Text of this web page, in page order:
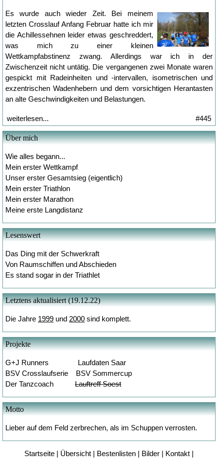
Es wurde auch wieder Zeit. Bei meinem
letzten Crosslauf Anfang Februar hatte ich mir
die Achillessehnen leider etwas geschreddert,
was mich zu einer kleinen
Wettkampfabstinenz zwang. Allerdings war ich in der
Zwischenzeit nicht untätig. Die vergangenen zwei Monate waren
gespickt mit Radeinheiten und -intervallen, isometrischen und
exzentrischen Wadenhebern und dem vorsichtigen Herantasten
an alte Geschwindigkeiten und Belastungen.
weiterlesen... #445
Über mich
Wie alles begann...
Mein erster Wettkampf
Unser erster Gesamtsieg (eigentlich)
Mein erster Triathlon
Mein erster Marathon
Meine erste Langdistanz
Lesenswert
Das Ding mit der Schwerkraft
Von Raumschiffen und Abschieden
Es stand sogar in der Triathlet
Letztens aktualisiert (19.12.22)
Die Jahre 1999 und 2000 sind komplett.
Projekte
G+J Runners
Laufdaten Saar
BSV Crosslaufserie
BSV Sommercup
Der Tanzcoach
Lauftreff Soest
Motto
Lieber auf dem Feld zerbrechen, als im Schuppen verrosten.
Startseite | Übersicht | Bestenlisten | Bilder | Kontakt |